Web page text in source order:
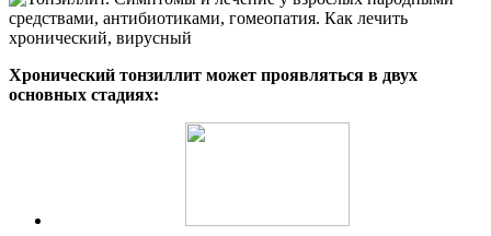
Хронический тонзиллит может проявляться в двух
основных стадиях: